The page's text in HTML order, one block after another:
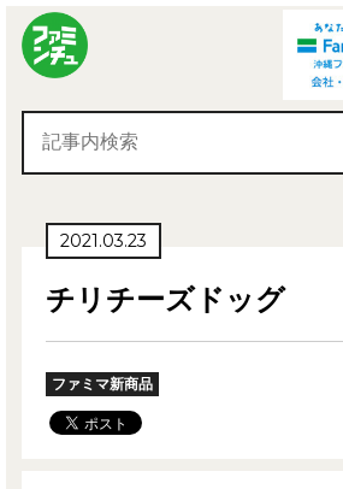
2021.03.23
チリチーズドッグ
ファミマ新商品